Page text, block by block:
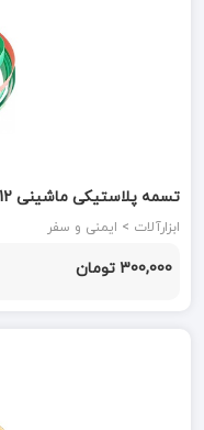
تسمه پلاستیکی ماشینی 12 میل
ابزارآلات > ایمنی و سفر
300,000 تومان